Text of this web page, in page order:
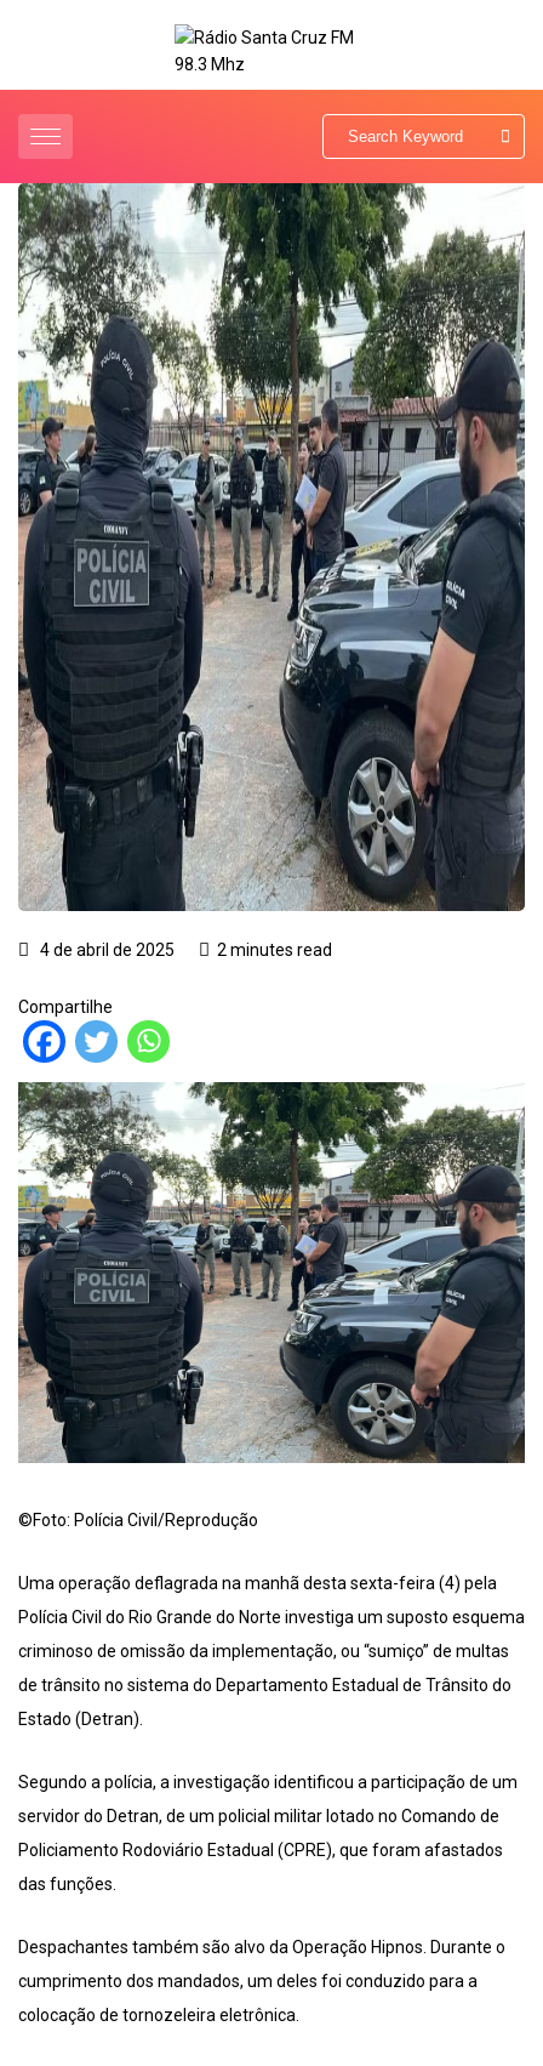
4 de abril de 2025 2 minutes read
Compartilhe
©Foto: Polícia Civil/Reprodução
Uma operação deflagrada na manhã desta sexta-feira (4) pela
Polícia Civil do Rio Grande do Norte investiga um suposto esquema
criminoso de omissão da implementação, ou “sumiço” de multas
de trânsito no sistema do Departamento Estadual de Trânsito do
Estado (Detran).
Segundo a polícia, a investigação identificou a participação de um
servidor do Detran, de um policial militar lotado no Comando de
Policiamento Rodoviário Estadual (CPRE), que foram afastados
das funções.
Despachantes também são alvo da Operação Hipnos. Durante o
cumprimento dos mandados, um deles foi conduzido para a
colocação de tornozeleira eletrônica.